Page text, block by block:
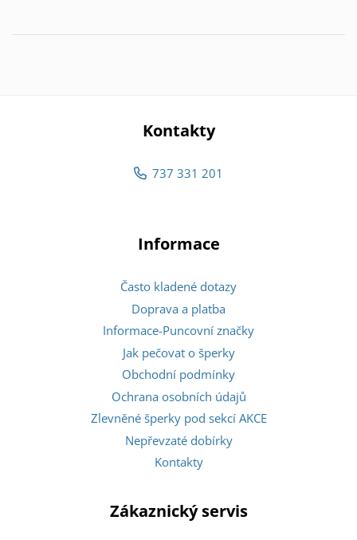
Kontakty
737 331 201
Informace
Často kladené dotazy
Doprava a platba
Informace-Puncovní značky
Jak pečovat o šperky
Obchodní podmínky
Ochrana osobních údajů
Zlevněné šperky pod sekcí AKCE
Nepřevzaté dobírky
Kontakty
Zákaznický servis